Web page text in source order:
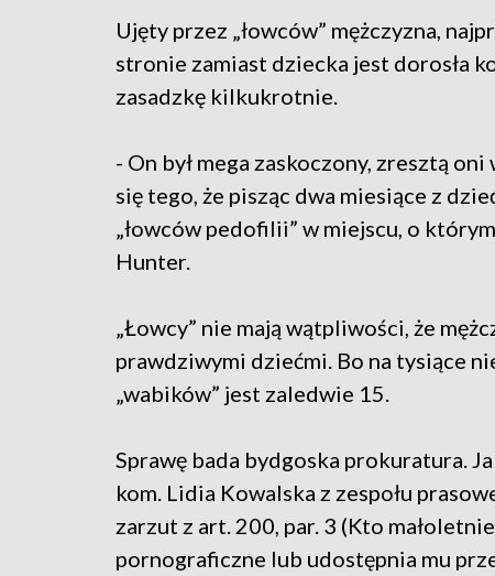
Ujęty przez „łowców” mężczyzna,
stronie zamiast dziecka jest dorosła
zasadzkę kilkukrotnie.
- On był mega zaskoczony, zresztą
się tego, że pisząc dwa miesiące z
„łowców pedofilii” w miejscu, o
Hunter.
„Łowcy” nie mają wątpliwości, że
prawdziwymi dziećmi. Bo na tysiące
„wabików” jest zaledwie 15.
Sprawę bada bydgoska prokuratura.
kom. Lidia Kowalska z zespołu
zarzut z art. 200, par. 3 (Kto
pornograficzne lub udostępnia mu